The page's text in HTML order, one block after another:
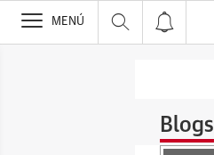
>
MENÚ
Blogs